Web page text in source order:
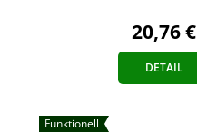
20,76 €
DETAIL
Funktionell